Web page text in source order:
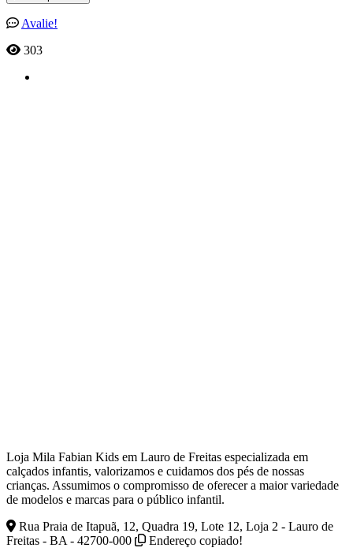
Avalie!
303
Loja Mila Fabian Kids em Lauro de Freitas especializada em
calçados infantis, valorizamos e cuidamos dos pés de nossas
crianças. Assumimos o compromisso de oferecer a maior variedade
de modelos e marcas para o público infantil.
Rua Praia de Itapuã, 12, Quadra 19, Lote 12, Loja 2 - Lauro de
Freitas - BA - 42700-000
Endereço copiado!